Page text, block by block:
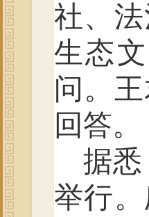
社、
生态
问。
回答。
据悉
举行